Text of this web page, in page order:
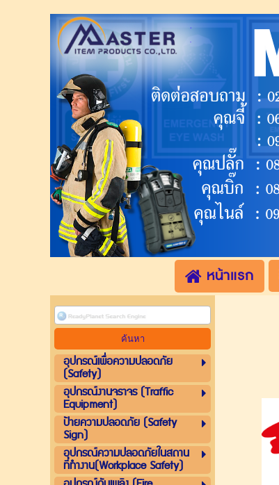
.
.
หน้าแรก
อุปกรณ์เพื่อความปลอดภัย
(Safety)
อุปกรณ์งานจราจร (Traffic
Equipment)
ป้ายความปลอดภัย (Safety
Sign)
อุปกรณ์ความปลอดภัยในสถาน
ที่ทำงาน(Workplace Safety)